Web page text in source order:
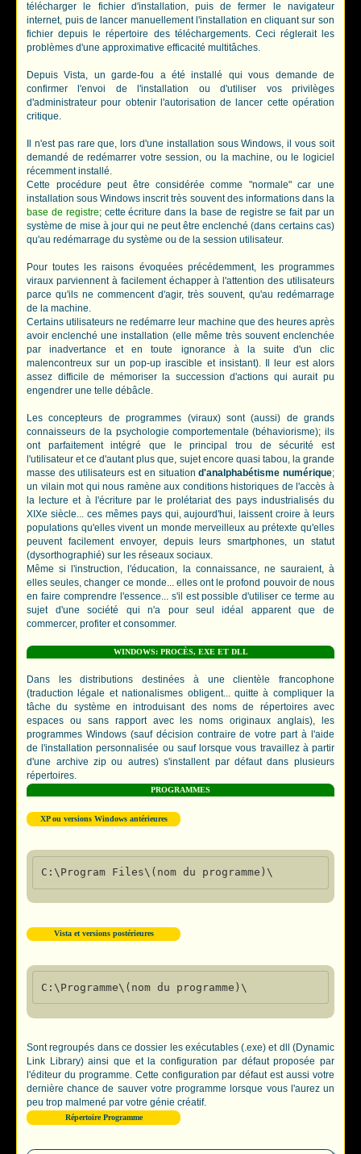
télécharger le fichier d'installation, puis de fermer le navigateur
internet, puis de lancer manuellement l'installation en cliquant sur son
fichier depuis le répertoire des téléchargements. Ceci réglerait les
problèmes d'une approximative efficacité multitâches.
Depuis Vista, un garde-fou a été installé qui vous demande de
confirmer l'envoi de l'installation ou d'utiliser vos privilèges
d'administrateur pour obtenir l'autorisation de lancer cette opération
critique.
Il n'est pas rare que, lors d'une installation sous Windows, il vous soit
demandé de redémarrer votre session, ou la machine, ou le logiciel
récemment installé.
Cette procédure peut être considérée comme "normale" car une
installation sous Windows inscrit très souvent des informations dans la
base de registre; cette écriture dans la base de registre se fait par un
système de mise à jour qui ne peut être enclenché (dans certains cas)
qu'au redémarrage du système ou de la session utilisateur.
Pour toutes les raisons évoquées précédemment, les programmes
viraux parviennent à facilement échapper à l'attention des utilisateurs
parce qu'ils ne commencent d'agir, très souvent, qu'au redémarrage
de la machine.
Certains utilisateurs ne redémarre leur machine que des heures après
avoir enclenché une installation (elle même très souvent enclenchée
par inadvertance et en toute ignorance à la suite d'un clic
malencontreux sur un pop-up irascible et insistant). Il leur est alors
assez difficile de mémoriser la succession d'actions qui aurait pu
engendrer une telle débâcle.
Les concepteurs de programmes (viraux) sont (aussi) de grands
connaisseurs de la psychologie comportementale (béhaviorisme); ils
ont parfaitement intégré que le principal trou de sécurité est
l'utilisateur et ce d'autant plus que, sujet encore quasi tabou, la grande
masse des utilisateurs est en situationd'analphabétisme numérique;
un vilain mot qui nous ramène aux conditions historiques de l'accès à
la lecture et à l'écriture par le prolétariat des pays industrialisés du
XIXe siècle... ces mêmes pays qui, aujourd'hui, laissent croire à leurs
populations qu'elles vivent un monde merveilleux au prétexte qu'elles
peuvent facilement envoyer, depuis leurs smartphones, un statut
(dysorthographié) sur les réseaux sociaux.
Même si l'instruction, l'éducation, la connaissance, ne sauraient, à
elles seules, changer ce monde... elles ont le profond pouvoir de nous
en faire comprendre l'essence... s'il est possible d'utiliser ce terme au
sujet d'une société qui n'a pour seul idéal apparent que de
commercer, profiter et consommer.
WINDOWS: PROCÈS, EXE ET DLL
Dans les distributions destinées à une clientèle francophone
(traduction légale et nationalismes obligent... quitte à compliquer la
tâche du système en introduisant des noms de répertoires avec
espaces ou sans rapport avec les noms originaux anglais), les
programmes Windows (sauf décision contraire de votre part à l'aide
de l'installation personnalisée ou sauf lorsque vous travaillez à partir
d'une archive zip ou autres) s'installent par défaut dans plusieurs
répertoires.
PROGRAMMES
XP ou versions Windows antérieures
Vista et versions postérieures
Sont regroupés dans ce dossier les exécutables (.exe) et dll (Dynamic
Link Library) ainsi que et la configuration par défaut proposée par
l'éditeur du programme. Cette configuration par défaut est aussi votre
dernière chance de sauver votre programme lorsque vous l'aurez un
peu trop malmené par votre génie créatif.
Répertoire Programme